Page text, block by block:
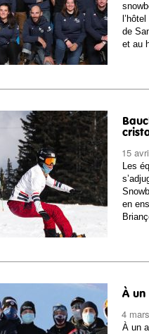
de
et au
15
Les
en
À un
4
À un